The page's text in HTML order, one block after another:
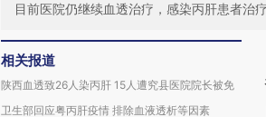
目前医院仍继续血透治疗，感染丙肝患者治
相关报道
陕西血透致26人染丙肝 15人遭究县医院院长被免
卫生部回应粤丙肝疫情 排除血液透析等因素